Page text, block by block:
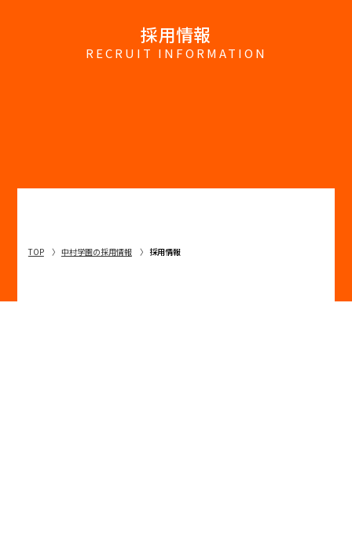
採用情報
RECRUIT INFORMATION
TOP 中村学園の採用情報 採用情報